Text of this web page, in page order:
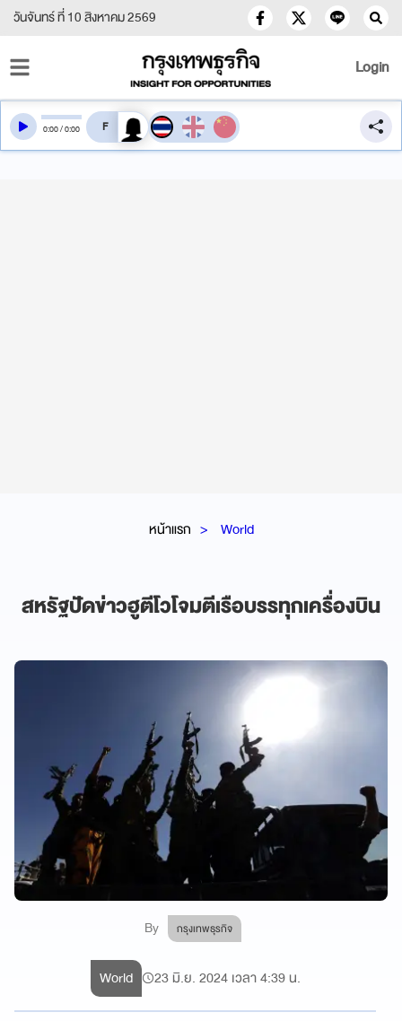
วันจันทร์ ที่ 10 สิงหาคม 2569
Login
หน้าแรก World
สหรัฐปัดข่าวฮูตีโวโจมตีเรือบรรทุกเครื่องบิน
By กรุงเทพธุรกิจ
0:00/0:00 สลับเสียงอ่าน
World 23 มิ.ย. 2024 เวลา 4:39 น.